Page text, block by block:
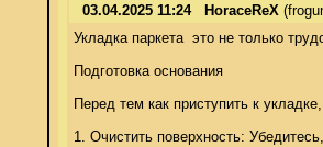
03.04.2025 11:24 HoraceReX
Укладка паркета  это не только
Подготовка основания
Перед тем как приступить к
1. Очистить поверхность: